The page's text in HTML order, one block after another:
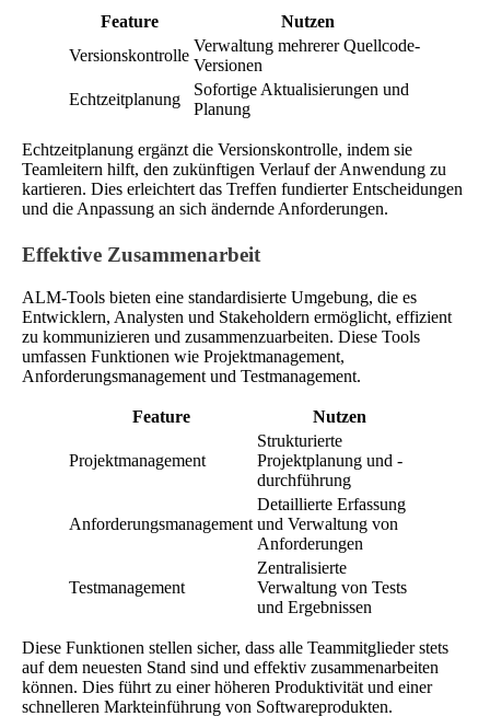
Feature
Nutzen
Versionskontrolle
Verwaltung mehrerer Quellcode-
Versionen
Echtzeitplanung
Sofortige Aktualisierungen und
Planung
Echtzeitplanung ergänzt die Versionskontrolle, indem sie
Teamleitern hilft, den zukünftigen Verlauf der Anwendung zu
kartieren. Dies erleichtert das Treffen fundierter Entscheidungen
und die Anpassung an sich ändernde Anforderungen.
Effektive Zusammenarbeit
ALM-Tools bieten eine standardisierte Umgebung, die es
Entwicklern, Analysten und Stakeholdern ermöglicht, effizient
zu kommunizieren und zusammenzuarbeiten. Diese Tools
umfassen Funktionen wie Projektmanagement,
Anforderungsmanagement und Testmanagement.
Feature Nutzen
Projektmanagement
Strukturierte
Projektplanung und -
durchführung
Anforderungsmanagement
Detaillierte Erfassung
und Verwaltung von
Anforderungen
Testmanagement
Zentralisierte
Verwaltung von Tests
und Ergebnissen
Diese Funktionen stellen sicher, dass alle Teammitglieder stets
auf dem neuesten Stand sind und effektiv zusammenarbeiten
können. Dies führt zu einer höheren Produktivität und einer
schnelleren Markteinführung von Softwareprodukten.